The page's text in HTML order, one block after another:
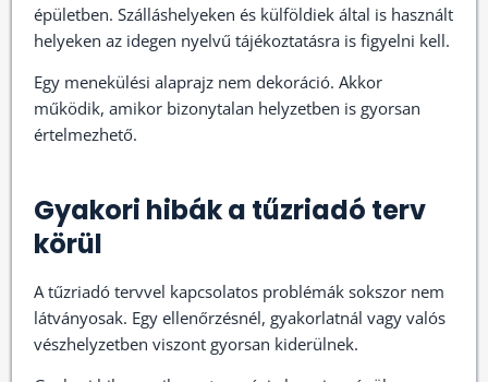
épületben. Szálláshelyeken és külföldiek által is használt
helyeken az idegen nyelvű tájékoztatásra is figyelni kell.
Egy menekülési alaprajz nem dekoráció. Akkor
működik, amikor bizonytalan helyzetben is gyorsan
értelmezhető.
Gyakori hibák a tűzriadó terv
körül
A tűzriadó tervvel kapcsolatos problémák sokszor nem
látványosak. Egy ellenőrzésnél, gyakorlatnál vagy valós
vészhelyzetben viszont gyorsan kiderülnek.